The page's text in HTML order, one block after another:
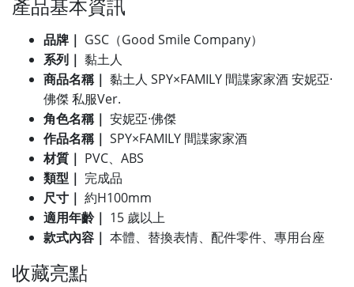
產品基本資訊
品牌｜ GSC（Good Smile Company）
系列｜ 黏土人
商品名稱｜ 黏土人 SPY×FAMILY 間諜家家酒 安妮亞·
佛傑 私服Ver.
角色名稱｜ 安妮亞·佛傑
作品名稱｜ SPY×FAMILY 間諜家家酒
材質｜ PVC、ABS
類型｜ 完成品
尺寸｜ 約H100mm
適用年齡｜ 15 歲以上
款式內容｜ 本體、替換表情、配件零件、專用台座
收藏亮點